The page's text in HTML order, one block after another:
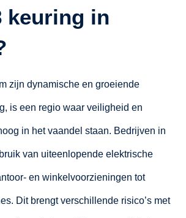
keuring in
zijn dynamische en groeiende
is een regio waar veiligheid en
in het vaandel staan. Bedrijven in
van uiteenlopende elektrische
en winkelvoorzieningen tot
Dit brengt verschillende risico’s met